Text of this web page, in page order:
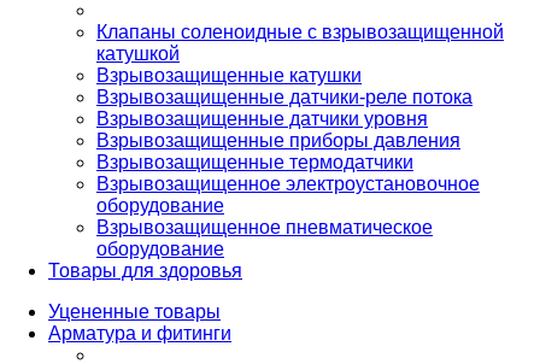
Клапаны соленоидные с взрывозащищенной
катушкой
Взрывозащищенные катушки
Взрывозащищенные датчики-реле потока
Взрывозащищенные датчики уровня
Взрывозащищенные приборы давления
Взрывозащищенные термодатчики
Взрывозащищенное электроустановочное
оборудование
Взрывозащищенное пневматическое
оборудование
Товары для здоровья
Уцененные товары
Арматура и фитинги